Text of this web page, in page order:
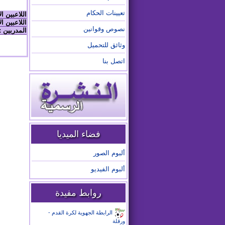
تعيينات الحكام
نصوص وقوانين
وثائق للتحميل
اتصل بنا
فضاء الميديا
ألبوم الصور
ألبوم الفيديو
روابط مفيدة
الرابطة الجهوية لكرة القدم -
ورقلة
اللاعبين
اللاعبين
المدربين :